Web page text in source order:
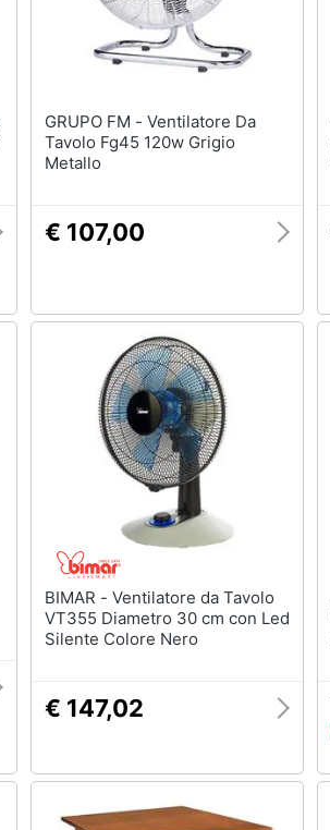
GRUPO FM - Ventilatore Da
Tavolo Fg45 120w Grigio
Metallo
€ 107,00
BIMAR - Ventilatore da Tavolo
VT355 Diametro 30 cm con Led
Silente Colore Nero
€ 147,02